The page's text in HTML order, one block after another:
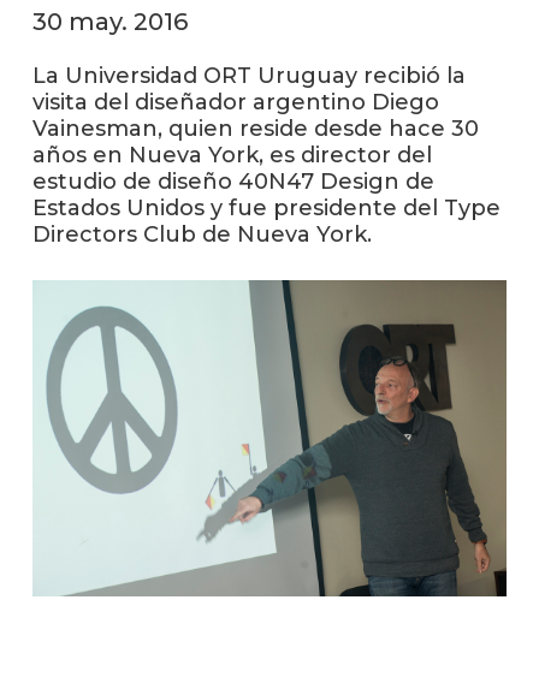
en
30 may. 2016
La Universidad ORT Uruguay recibió la
visita del diseñador argentino Diego
Vainesman, quien reside desde hace 30
años en Nueva York, es director del
estudio de diseño 40N47 Design de
Estados Unidos y fue presidente del Type
Directors Club de Nueva York.